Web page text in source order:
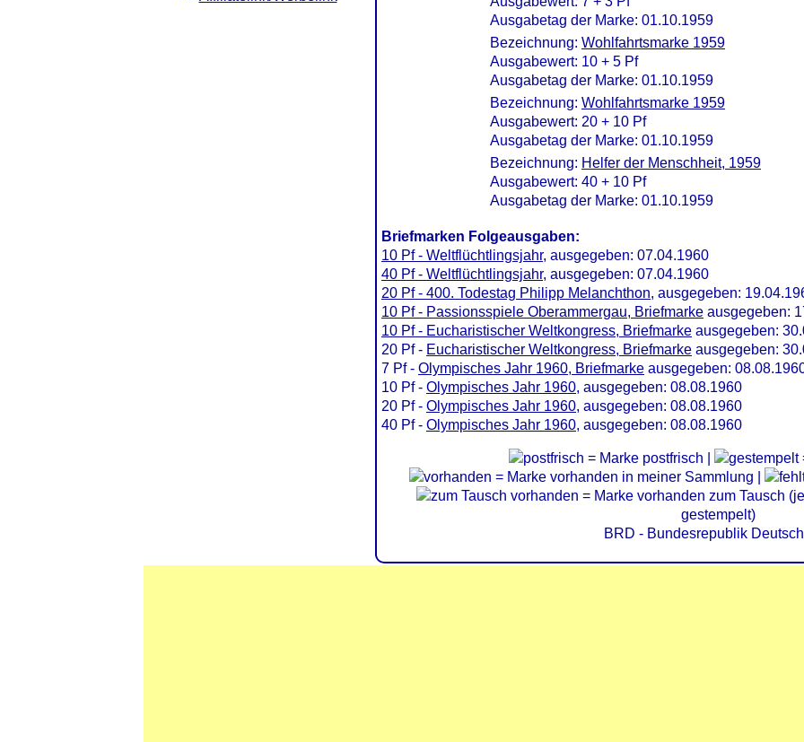
Ausgabetag der Marke: 01.10.1959
Bezeichnung: Wohlfahrtsmarke 1959
Ausgabewert: 10 + 5 Pf
Ausgabetag der Marke: 01.10.1959
Bezeichnung: Wohlfahrtsmarke 1959
Ausgabewert: 20 + 10 Pf
Ausgabetag der Marke: 01.10.1959
Bezeichnung: Helfer der Menschheit, 1959
Ausgabewert: 40 + 10 Pf
Ausgabetag der Marke: 01.10.1959
Briefmarken Folgeausgaben:
10 Pf - Weltflüchtlingsjahr, ausgegeben: 07.04.1960
40 Pf - Weltflüchtlingsjahr, ausgegeben: 07.04.1960
20 Pf - 400. Todestag Philipp Melanchthon, ausgegeben:
10 Pf - Passionsspiele Oberammergau, Briefmarke ausgegeben:
10 Pf - Eucharistischer Weltkongress, Briefmarke ausgegeben:
20 Pf - Eucharistischer Weltkongress, Briefmarke ausgegeben:
7 Pf - Olympisches Jahr 1960, Briefmarke ausgegeben:
10 Pf - Olympisches Jahr 1960, ausgegeben: 08.08.1960
20 Pf - Olympisches Jahr 1960, ausgegeben: 08.08.1960
40 Pf - Olympisches Jahr 1960, ausgegeben: 08.08.1960
= Marke postfrisch |
= Marke vorhanden in meiner Sammlung |
= Marke vorhanden zum Tausch
gestempelt)
BRD - Bundesrepublik